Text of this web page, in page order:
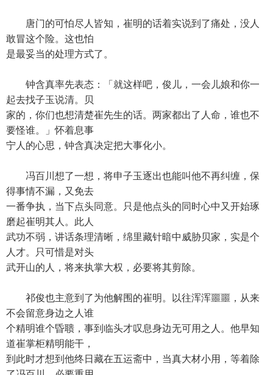
唐门的可怕尽人皆知，崔明的话着实说到了痛处，没人
敢冒这个险。这也怕
是最妥当的处理方式了。
钟含真率先表态：「就这样吧，俊儿，一会儿娘和你一
起去找子玉说清。贝
家的，你们也想清楚崔先生的话。两家都出了人命，谁也不
要怪谁。」怀着息事
宁人的心思，钟含真决定把大事化小。
冯百川想了一想，将申子玉逐出也能叫他不再纠缠，保
得事情不漏，又免去
一番争执，当下点头同意。只是他点头的同时心中又开始琢
磨起崔明其人。此人
武功不弱，讲话条理清晰，绵里藏针暗中威胁贝家，实是个
人才。只可惜是对头
武开山的人，将来执掌大权，必要将其剪除。
祁俊也主意到了为他解围的崔明。以往浑浑噩噩，从来
不会留意身边之人谁
个精明谁个昏聩，事到临头才叹息身边无可用之人。他早知
道崔掌柜精明能干，
到此时才想到他终日藏在五运斋中，当真大材小用，等着除